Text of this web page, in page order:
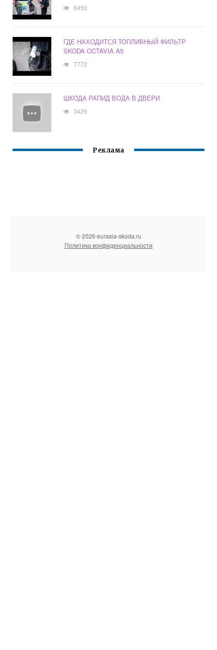
6450
ГДЕ НАХОДИТСЯ ТОПЛИВНЫЙ ФИЛЬТР
SKODA OCTAVIA A5
7772
ШКОДА РАПИД ВОДА В ДВЕРИ
3429
Реклама
© 2026 eurasia-skoda.ru
Политика конфиденциальности